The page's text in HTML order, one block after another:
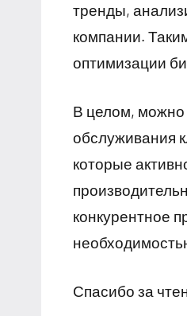
тренды,
компании.
оптимизации
В целом, можно
обслуживания
которые
конкурентное
Спасибо за